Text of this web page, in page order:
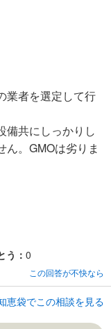
業者を選定して行
備共にしっかりし
。GMOは劣りま
う： 0
この回答が不快なら
恵袋でこの相談を見る